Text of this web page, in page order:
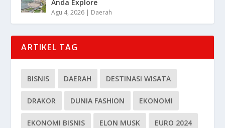
Anda Explore
Agu 4, 2026 | Daerah
ARTIKEL TAG
BISNIS DAERAH DESTINASI WISATA
DRAKOR DUNIA FASHION EKONOMI
EKONOMI BISNIS ELON MUSK EURO 2024